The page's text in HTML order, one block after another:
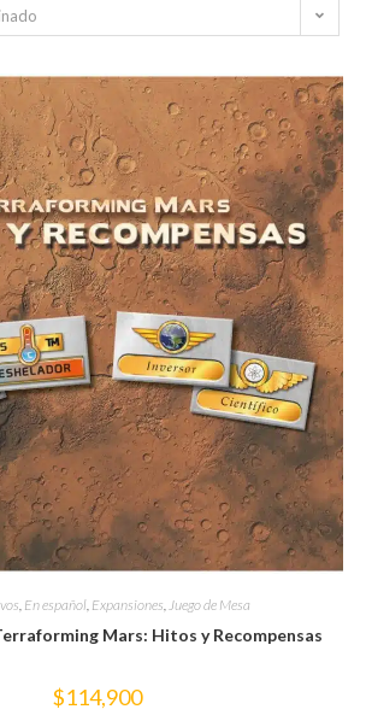
, En español, Expansiones,Juego de Mesa
Mars: Hitos y Recompensas
$114,900